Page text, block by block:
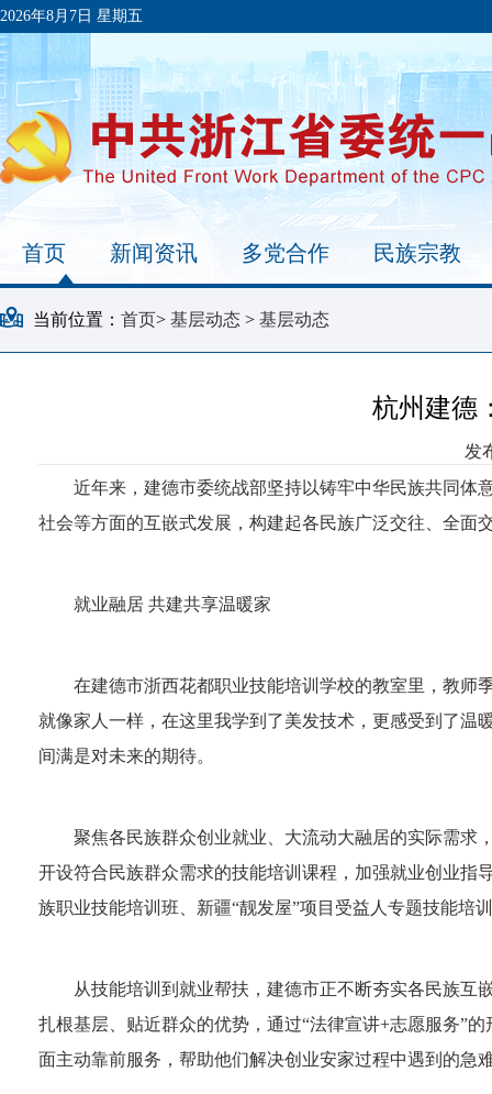
2026年8月7日 星期五
首页 新闻资讯 多党合作 民族宗教
当前位置： 首页> 基层动态 > 基层动态
杭州建德
发
近年来，建德市委统战部坚持以铸牢中华民族共同体
社会等方面的互嵌式发展，构建起各民族广泛交往、全面
就业融居 共建共享温暖家
在建德市浙西花都职业技能培训学校的教室里，教师
就像家人一样，在这里我学到了美发技术，更感受到了温
间满是对未来的期待。
聚焦各民族群众创业就业、大流动大融居的实际需求
开设符合民族群众需求的技能培训课程，加强就业创业指
族职业技能培训班、新疆“靓发屋”项目受益人专题技能培
从技能培训到就业帮扶，建德市正不断夯实各民族互
扎根基层、贴近群众的优势，通过“法律宣讲+志愿服务”
面主动靠前服务，帮助他们解决创业安家过程中遇到的急